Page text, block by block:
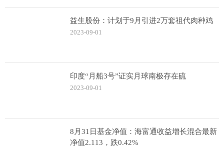
益生股份：计划于9月引进2万套祖代肉种鸡
2023-09-01
印度“月船3号”证实月球南极存在硫
2023-09-01
8月31日基金净值：海富通收益增长混合最新
净值2.113，跌0.42%